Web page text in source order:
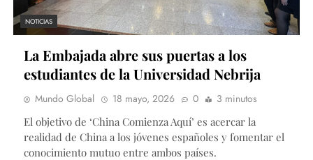
NOTICIAS
La Embajada abre sus puertas a los
estudiantes de la Universidad Nebrija
Mundo Global 18 mayo, 2026 0
3 minutos
El objetivo de ‘China Comienza Aquí’ es acercar la
realidad de China a los jóvenes españoles y fomentar el
conocimiento mutuo entre ambos países.